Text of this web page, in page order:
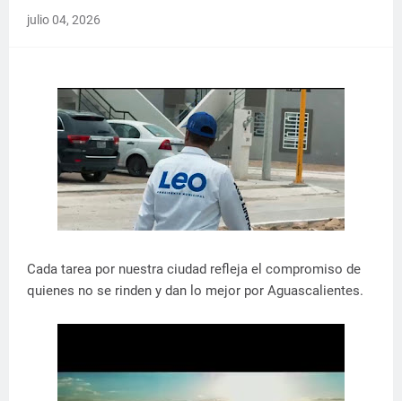
julio 04, 2026
Cada tarea por nuestra ciudad refleja el compromiso de
quienes no se rinden y dan lo mejor por Aguascalientes.